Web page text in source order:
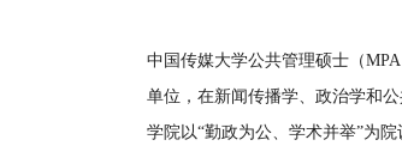
中国传媒大学公共管理硕士（
单位，在新闻传播学、政治学和
学院以“勤政为公、学术并举”为